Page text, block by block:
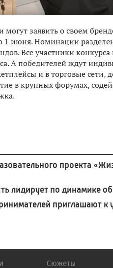
заявить о своем
июня. Номинации
Все участники
А победителей ждут
и в торговые
в крупных форумах,
проекта
лидирует по динамике
приглашают к
Сюжеты